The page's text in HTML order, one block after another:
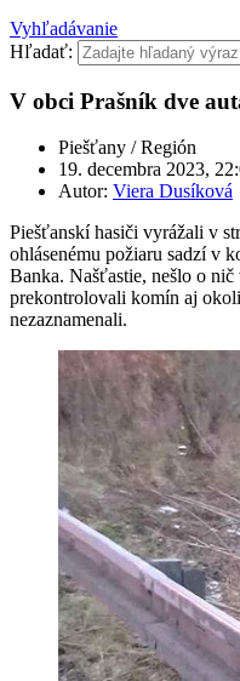
Vyhľadávanie
Hľadať:
V obci Prašník dve
Piešťany / Región
19. decembra 2023,
Autor: Viera Dusíková
Piešťanskí hasiči vyrážali v
ohlásenému požiaru sadzí v
Banka. Našťastie, nešlo o
prekontrolovali komín aj
nezaznamenali.